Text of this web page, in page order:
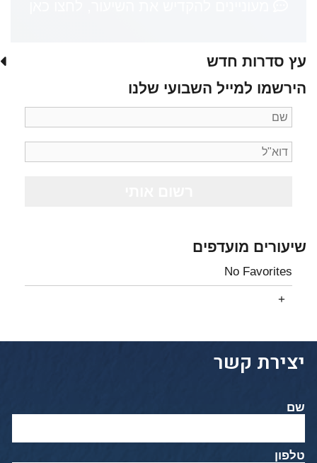
עץ סדרות חדש
הירשמו למייל השבועי שלנו
שיעורים מועדפים
No Favorites
יצירת קשר
שם
טלפון